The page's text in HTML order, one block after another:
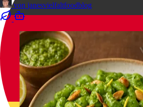
von janesvielfaltfoodblog